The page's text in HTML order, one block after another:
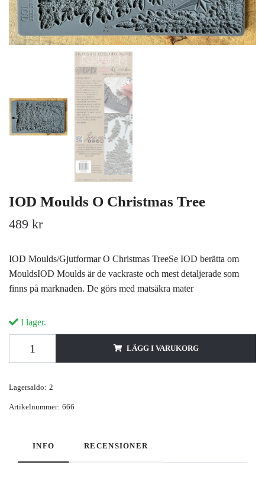
IOD Moulds O Christmas Tree
489 kr
IOD Moulds/Gjutformar O Christmas TreeSe IOD berätta om
MouldsIOD Moulds är de vackraste och mest detaljerade som
finns på marknaden. De görs med matsäkra mater
I lager.
LÄGG I VARUKORG
Lagersaldo: 2
Artikelnummer: 666
INFO RECENSIONER